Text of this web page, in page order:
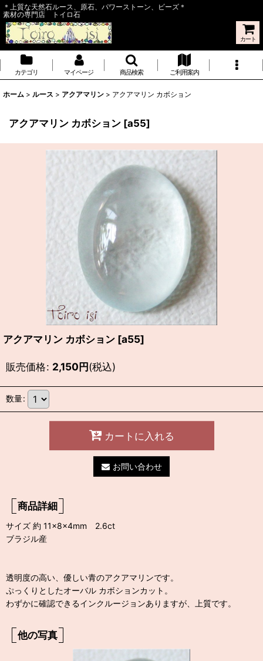
＊上質な天然石ルース、原石、パワーストーン、ビーズ＊
素材の専門店 トイロ石
カート
カテゴリ マイページ 商品検索 ご利用案内
ホーム > ルース > アクアマリン > アクアマリン カボション
アクアマリン カボション [a55]
アクアマリン カボション [a55]
販売価格: 2,150円(税込)
数量:
カートに入れる
お問い合わせ
商品詳細
サイズ 約 11×8×4mm 2.6ct
ブラジル産
透明度の高い、優しい青のアクアマリンです。
ぷっくりとしたオーバル カボションカット。
わずかに確認できるインクルージョンありますが、上質です。
他の写真